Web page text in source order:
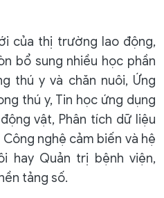
của thị trường lao động,
bổ sung nhiều học phần
thú y và chăn nuôi, Ứng
thú y, Tin học ứng dụng
vật, Phân tích dữ liệu
nghệ cảm biến và hệ
hay Quản trị bệnh viện,
tảng số.